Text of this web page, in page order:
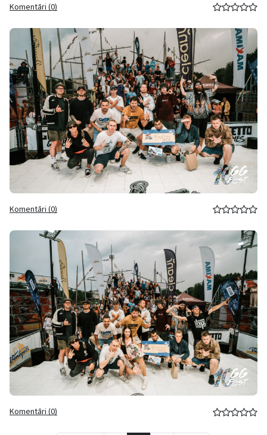
Komentāri (0)
Komentāri (0)
Komentāri (0)